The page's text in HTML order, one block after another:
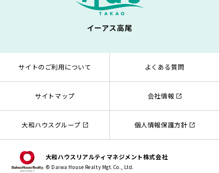
イーアス高尾
サイトのご利用について よくある質問
サイトマップ 会社情報
大和ハウスグループ 個人情報保護方針
大和ハウスリアルティマネジメント株式会社
© Daiwa House Realty Mgt.Co., Ltd.